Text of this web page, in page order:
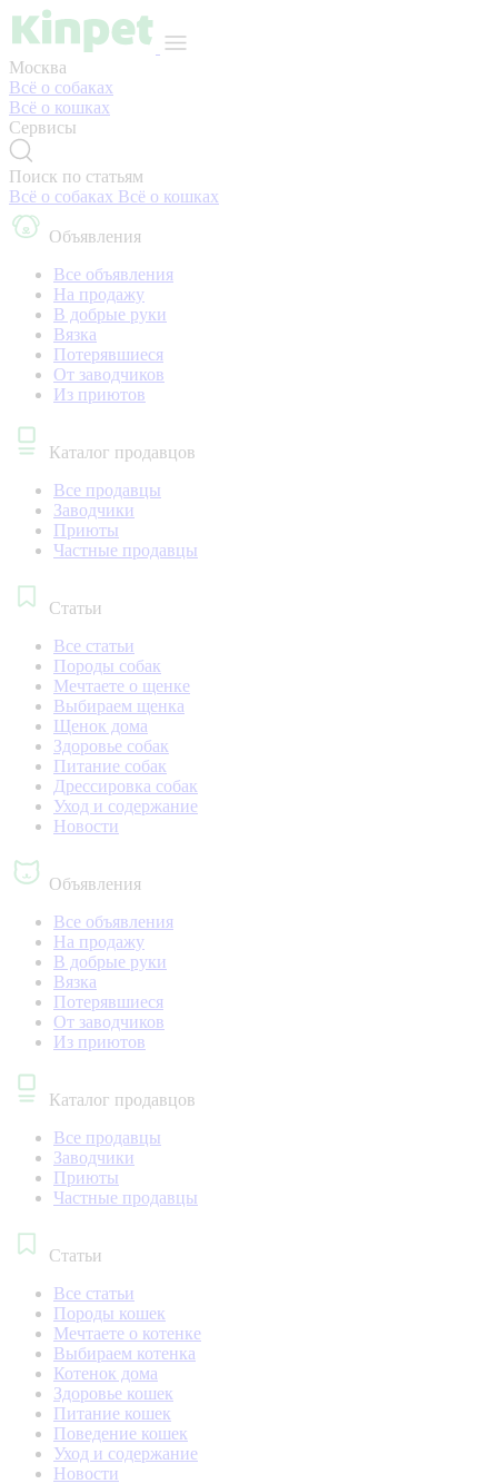
Москва
Всё о собаках
Всё о кошках
Сервисы
Поиск по статьям
Всё о собаках Всё о кошках
Объявления
Все объявления
На продажу
В добрые руки
Вязка
Потерявшиеся
От заводчиков
Из приютов
Каталог продавцов
Все продавцы
Заводчики
Приюты
Частные продавцы
Статьи
Все статьи
Породы собак
Мечтаете о щенке
Выбираем щенка
Щенок дома
Здоровье собак
Питание собак
Дрессировка собак
Уход и содержание
Новости
Объявления
Все объявления
На продажу
В добрые руки
Вязка
Потерявшиеся
От заводчиков
Из приютов
Каталог продавцов
Все продавцы
Заводчики
Приюты
Частные продавцы
Статьи
Все статьи
Породы кошек
Мечтаете о котенке
Выбираем котенка
Котенок дома
Здоровье кошек
Питание кошек
Поведение кошек
Уход и содержание
Новости